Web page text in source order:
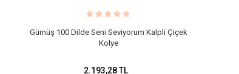
Gümüş 100 Dilde Seni Seviyorum Kalpli Çiçek
Kolye
2.193,28 TL